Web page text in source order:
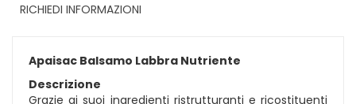
RICHIEDI INFORMAZIONI
Apaisac Balsamo Labbra Nutriente
Descrizione
Grazie ai suoi ingredienti ristrutturanti e ricostituenti